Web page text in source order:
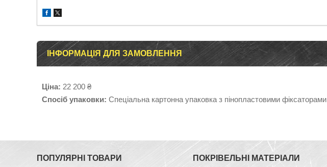
ІНФОРМАЦІЯ ДЛЯ ЗАМОВЛЕННЯ
Ціна: 22 200 ₴
Спосіб упаковки: Спеціальна картонна упаковка з пінопластовими фіксаторами
ПОПУЛЯРНІ ТОВАРИ ПОКРІВЕЛЬНІ МАТЕРІАЛИ